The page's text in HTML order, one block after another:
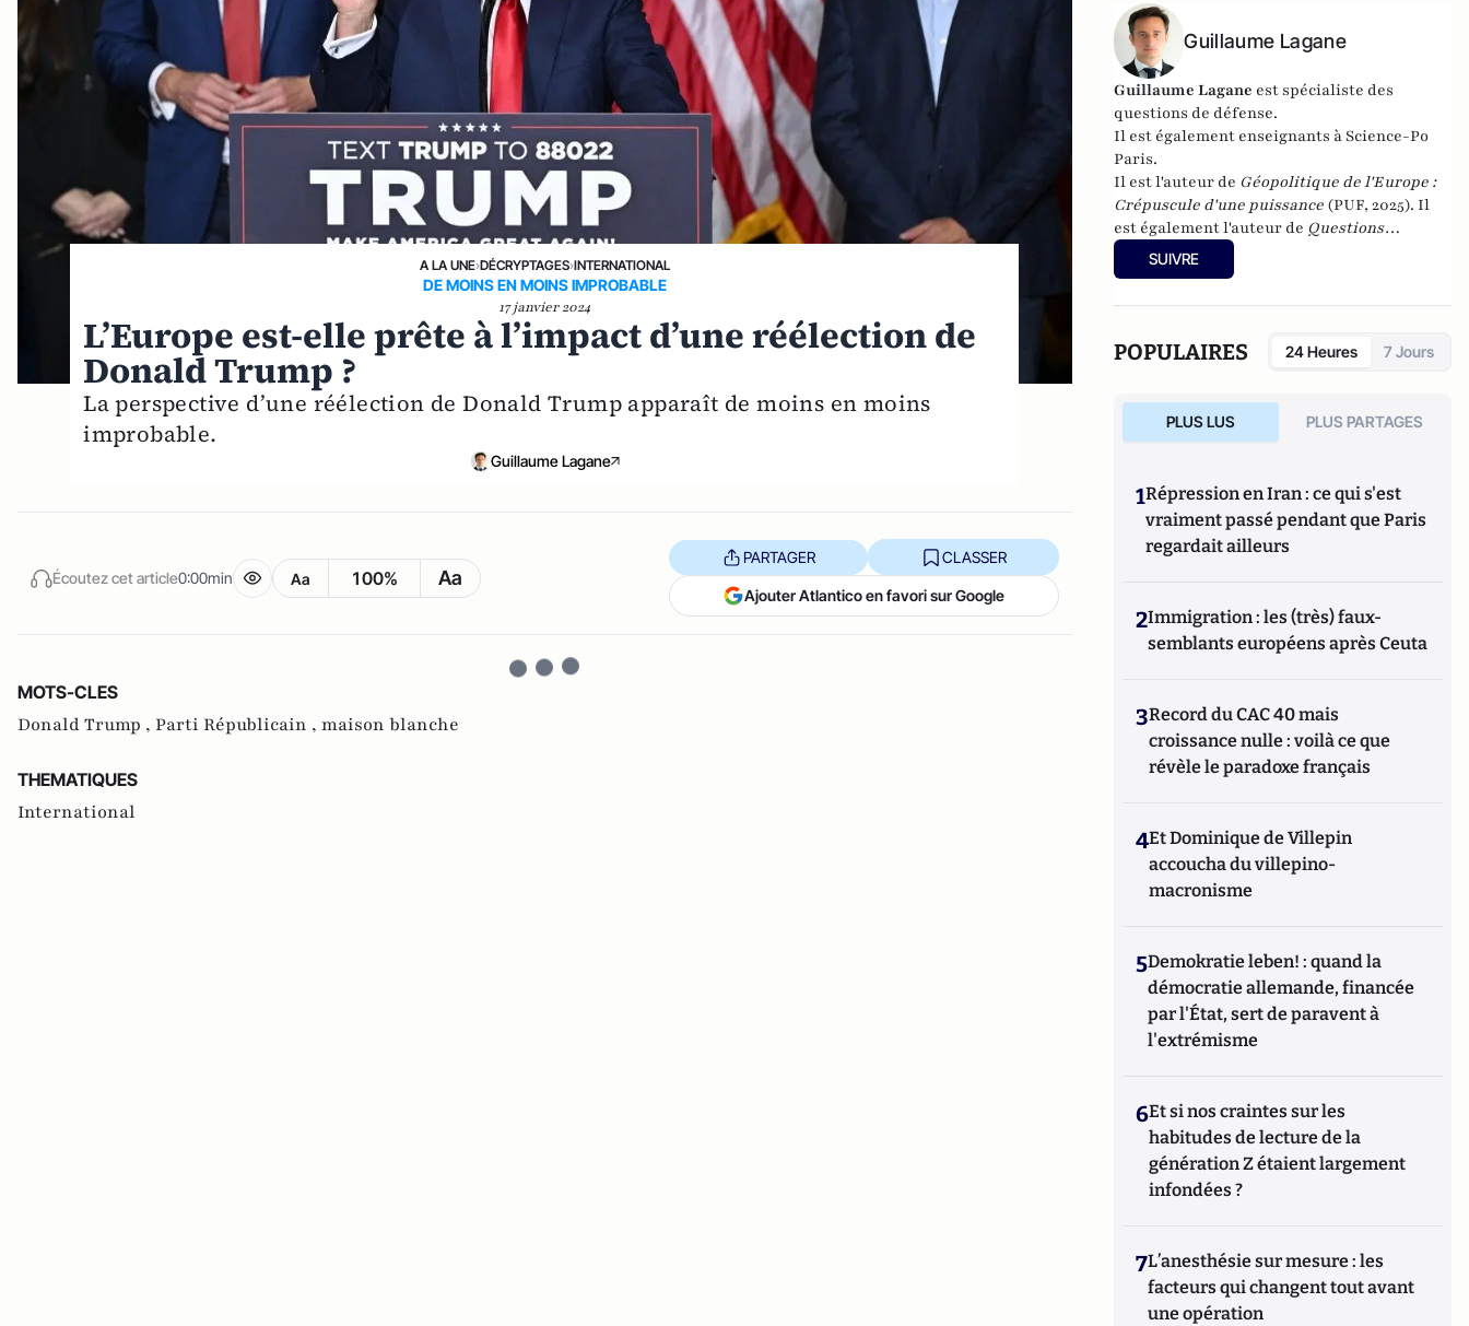
A LA UNE›DÉCRYPTAGES›INTERNATIONAL
DE MOINS EN MOINS IMPROBABLE
17 janvier 2024
L’Europe est-elle prête à l’impact d’une réélection de
Donald Trump ?
La perspective d’une réélection de Donald Trump apparaît de moins en moins
improbable.
Guillaume Lagane
Écoutez cet article0:00min Aa 100% Aa
PARTAGER CLASSER
Ajouter Atlantico en favori sur Google
MOTS-CLES
Donald Trump , Parti Républicain , maison blanche
THEMATIQUES
International
Guillaume Lagane
Guillaume Lagane est spécialiste des
questions de défense.
Il est également enseignants à Science-Po
Paris.
Il est l'auteur de Géopolitique de l'Europe :
Crépuscule d'une puissance (PUF, 2025). Il
est également l'auteur de Questions
internationales en fiches
(cinquième édition)) et de
SUIVRE
POPULAIRES 24 Heures 7 Jours
PLUS LUS PLUS PARTAGES
1Répression en Iran : ce qui s'est
vraiment passé pendant que Paris
regardait ailleurs
2Immigration : les (très) faux-
semblants européens après Ceuta
3Record du CAC 40 mais
croissance nulle : voilà ce que
révèle le paradoxe français
4Et Dominique de Villepin
accoucha du villepino-
macronisme
5Demokratie leben! : quand la
démocratie allemande, financée
par l'État, sert de paravent à
l'extrémisme
6Et si nos craintes sur les
habitudes de lecture de la
génération Z étaient largement
infondées ?
7L’anesthésie sur mesure : les
facteurs qui changent tout avant
une opération